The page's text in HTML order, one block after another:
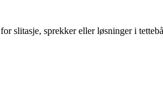
slitasje, sprekker eller løsninger i